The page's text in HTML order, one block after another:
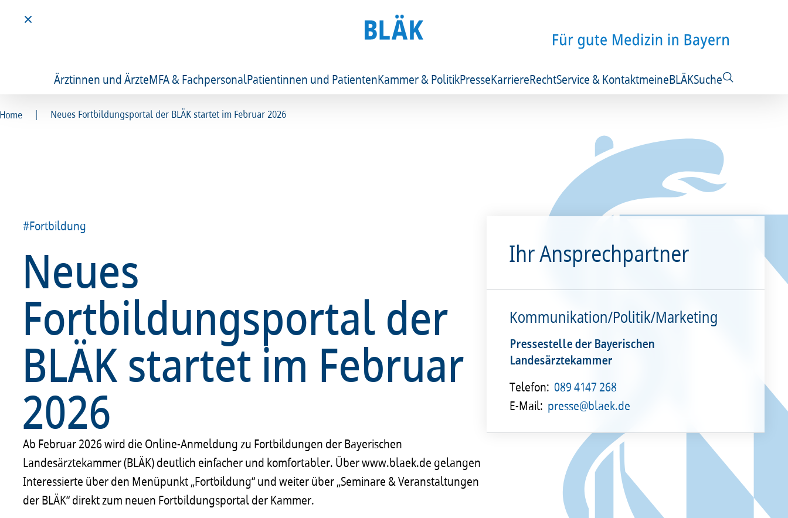
Ärztinnen und ÄrzteMFA & FachpersonalPatientinnen und PatientenKammer & PolitikPresseKarriereRechtService & KontaktmeineBLÄKSuche
Home | Neues Fortbildungsportal der BLÄK startet im Februar 2026
#Fortbildung
Neues
Fortbildungsportal der
BLÄK startet im Februar
2026
Ab Februar 2026 wird die Online-Anmeldung zu Fortbildungen der Bayerischen
Landesärztekammer (BLÄK) deutlich einfacher und komfortabler. Über www.blaek.de gelangen
Interessierte über den Menüpunkt „Fortbildung“ und weiter über „Seminare & Veranstaltungen
der BLÄK“ direkt zum neuen Fortbildungsportal der Kammer.
Ihr Ansprechpartner
Kommunikation/Politik/Marketing
Pressestelle der Bayerischen
Landesärztekammer
Telefon: 089 4147 268
E-Mail: presse@blaek.de